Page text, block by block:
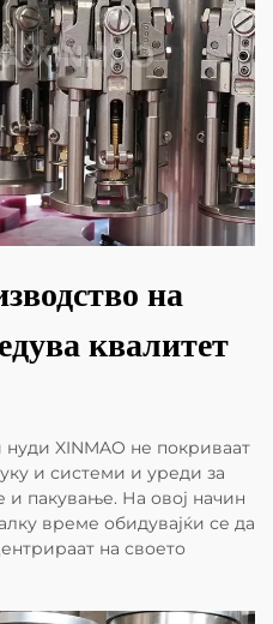
на
квалитет
XINMAO не покриваат
и системи и уреди за
и пакување. На овој начин
време обидувајќи се да
на своето